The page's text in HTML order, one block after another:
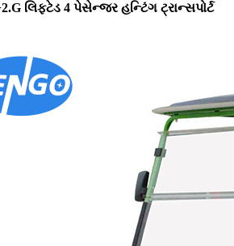
લિફ્ટેડ 4 પેસેન્જર હન્ટિંગ ટ્રાન્સપોર્ટ